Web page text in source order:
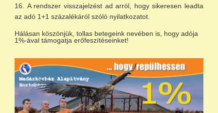
A rendszer visszajelzést ad arról, hogy sikeresen leadta
az adó 1+1 százalékáról szóló nyilatkozatot.
Hálásan köszönjük, tollas betegeink nevében is, hogy adója
1%-ával támogatja erőfeszítéseinket!